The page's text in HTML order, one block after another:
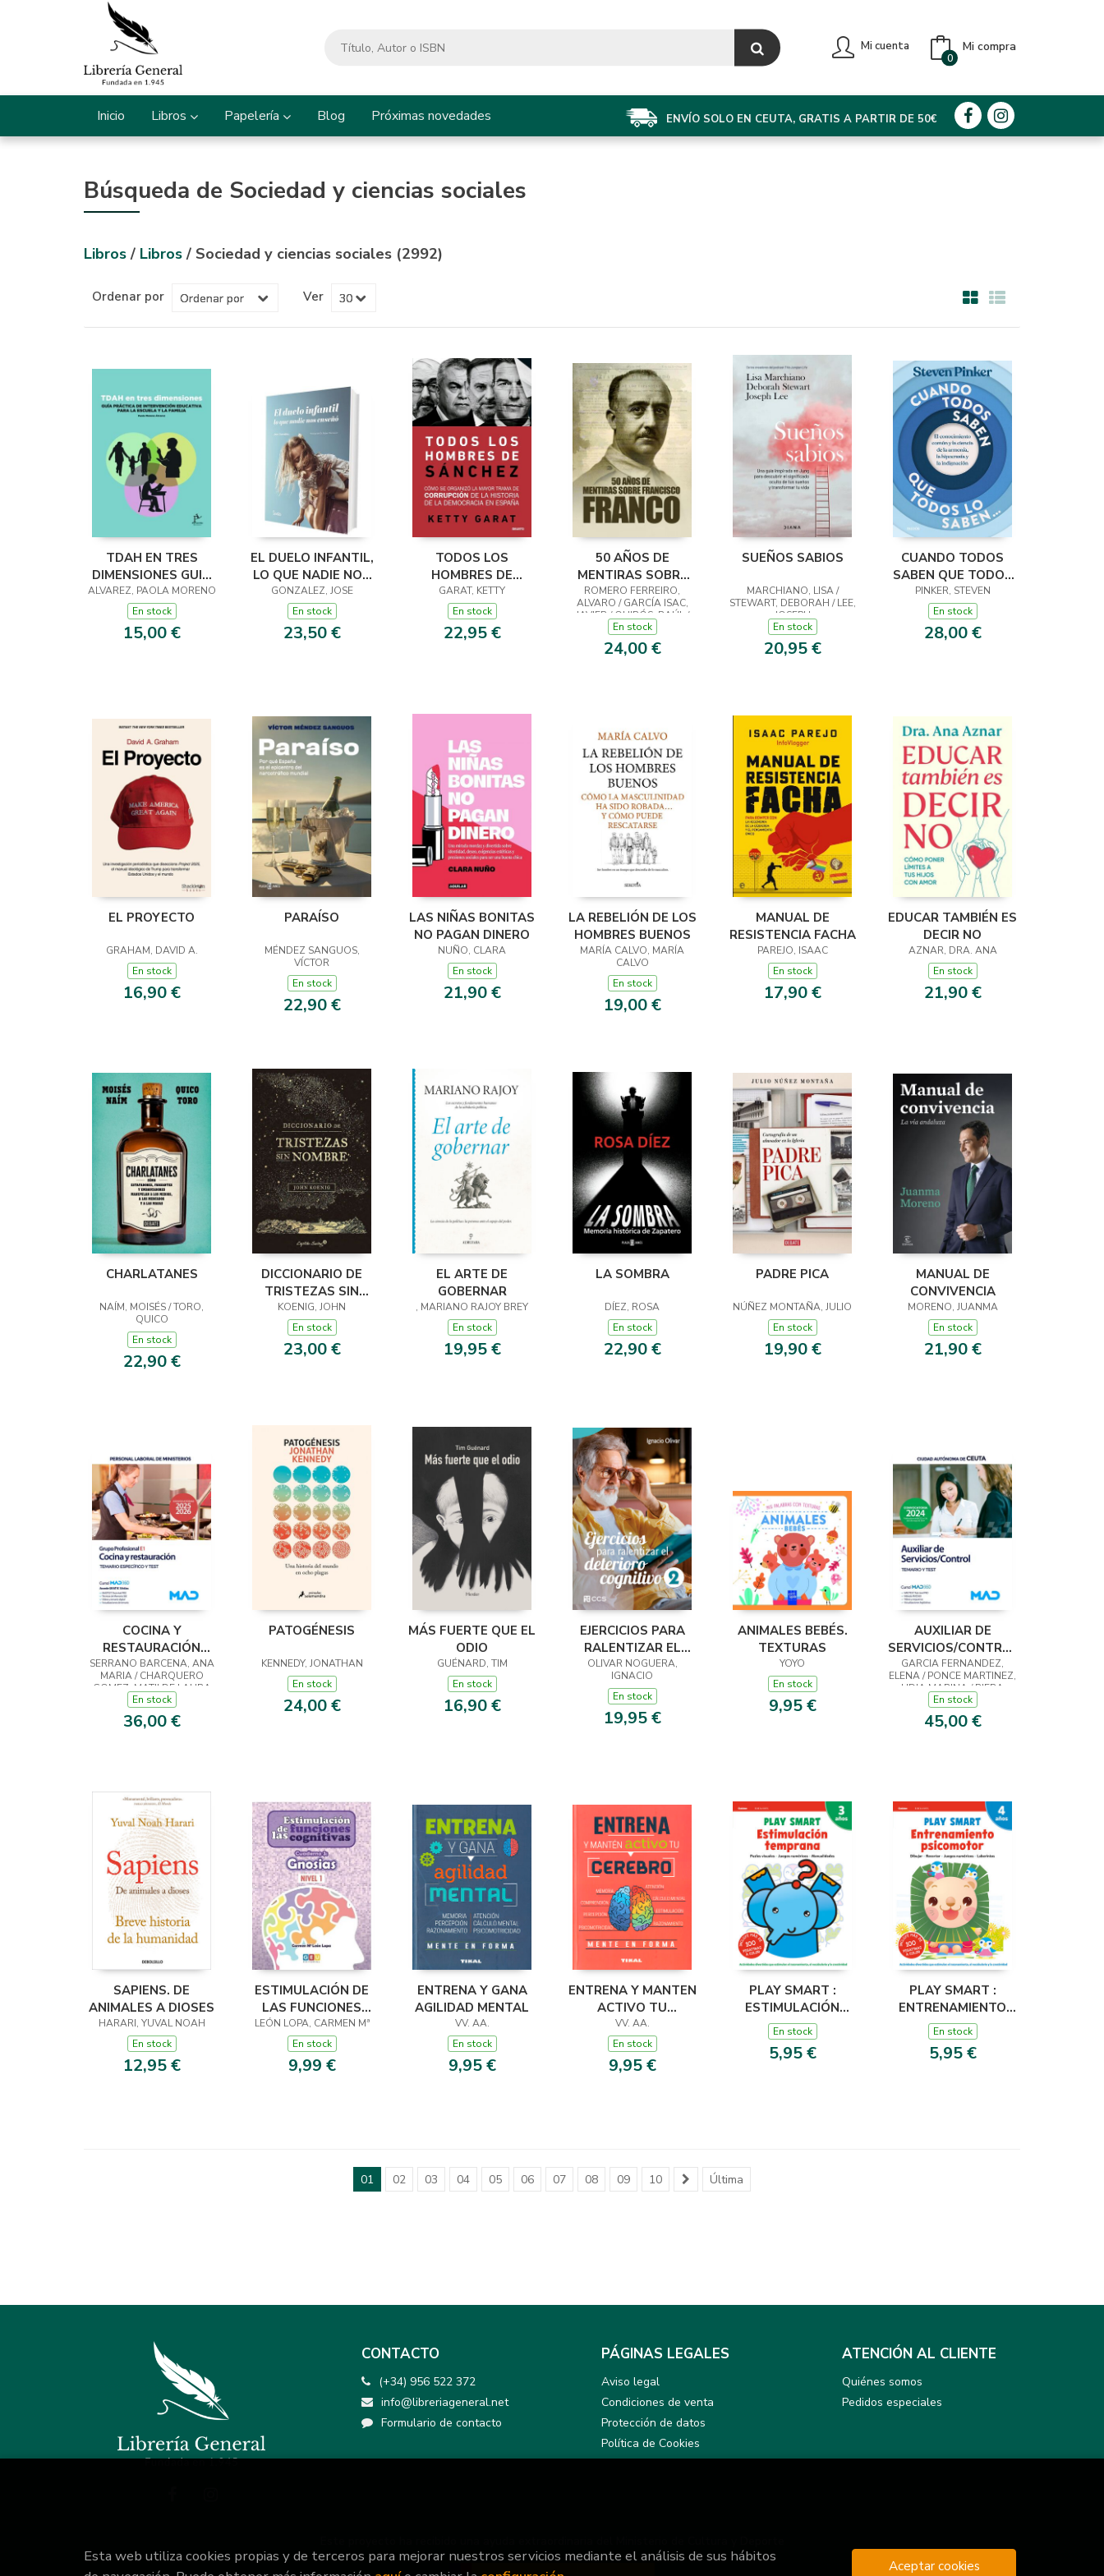
Mi cuenta Mi compra
0
Inicio Libros Papelería Blog Próximas novedades ENVÍO SOLO EN CEUTA, GRATIS A PARTIR DE 50€
Búsqueda de Sociedad y ciencias sociales
Libros/ Libros/ Sociedad y ciencias sociales (2992)
Ordenar por Ver
TDAH EN TRES
DIMENSIONES GUIA
PRACTICA DE
INTERVENCION
EDUC
ALVAREZ, PAOLA MORENO
En stock
15,00 €
EL DUELO INFANTIL,
LO QUE NADIE NOS
ENSEÑÓ
GONZALEZ, JOSE
En stock
23,50 €
TODOS LOS
HOMBRES DE
SÁNCHEZ
GARAT, KETTY
En stock
22,95 €
50 AÑOS DE
MENTIRAS SOBRE
FRANCISCO FRANCO
ROMERO FERREIRO,
ALVARO / GARCÍA ISAC,
JAVIER / QUIRÓS, RAÚL /
PIÑEIRO MACEIRAS, JOSÉ /
ARCAS, JAVIER / PIÑAR,
BLAS / MARIQUE, JOSÉ
En stock
24,00 €
SUEÑOS SABIOS
MARCHIANO, LISA /
STEWART, DEBORAH / LEE,
JOSEPH
En stock
20,95 €
CUANDO TODOS
SABEN QUE TODOS
LO SABEN...
PINKER, STEVEN
En stock
28,00 €
EL PROYECTO
GRAHAM, DAVID A.
En stock
16,90 €
PARAÍSO
MÉNDEZ SANGUOS,
VÍCTOR
En stock
22,90 €
LAS NIÑAS BONITAS
NO PAGAN DINERO
NUÑO, CLARA
En stock
21,90 €
LA REBELIÓN DE LOS
HOMBRES BUENOS
MARÍA CALVO, MARÍA
CALVO
En stock
19,00 €
MANUAL DE
RESISTENCIA FACHA
PAREJO, ISAAC
En stock
17,90 €
EDUCAR TAMBIÉN ES
DECIR NO
AZNAR, DRA. ANA
En stock
21,90 €
CHARLATANES
NAÍM, MOISÉS / TORO,
QUICO
En stock
22,90 €
DICCIONARIO DE
TRISTEZAS SIN
NOMBRE
KOENIG, JOHN
En stock
23,00 €
EL ARTE DE
GOBERNAR
, MARIANO RAJOY BREY
En stock
19,95 €
LA SOMBRA
DÍEZ, ROSA
En stock
22,90 €
PADRE PICA
NÚÑEZ MONTAÑA, JULIO
En stock
19,90 €
MANUAL DE
CONVIVENCIA
MORENO, JUANMA
En stock
21,90 €
COCINA Y
RESTAURACIÓN
(GRUPO
PROFESIONAL E1).
PERSONAL
LABORAL DE
MINISTERIOS. T
SERRANO BARCENA, ANA
MARIA / CHARQUERO
GOMEZ, MATILDE LAURA
En stock
36,00 €
PATOGÉNESIS
KENNEDY, JONATHAN
En stock
24,00 €
MÁS FUERTE QUE EL
ODIO
GUÉNARD, TIM
En stock
16,90 €
EJERCICIOS PARA
RALENTIZAR EL
DETERIORO
COGNITIVO 2
OLIVAR NOGUERA,
IGNACIO
En stock
19,95 €
ANIMALES BEBÉS.
TEXTURAS
YOYO
En stock
9,95 €
AUXILIAR DE
SERVICIOS/CONTROL
DE LA CIUDAD
AUTÓNOMA DE
CEUTA. TEMARIO Y
TEST
GARCIA FERNANDEZ,
ELENA / PONCE MARTINEZ,
LIDIA MARINA / RIERA
ROCA, MAGALI / SOUTO
FERNÁNDEZ, RAFAEL
SANTIAGO / , TERESA
En stock
45,00 €
SAPIENS. DE
ANIMALES A DIOSES
HARARI, YUVAL NOAH
En stock
12,95 €
ESTIMULACIÓN DE
LAS FUNCIONES
COGNITIVAS, NIVEL
1 : CUADERNO 3
LEÓN LOPA, CARMEN Mª
En stock
9,99 €
ENTRENA Y GANA
AGILIDAD MENTAL
VV. AA.
En stock
9,95 €
ENTRENA Y MANTEN
ACTIVO TU
CEREBRO
VV. AA.
En stock
9,95 €
PLAY SMART :
ESTIMULACIÓN
TEMPRANA. 3 AÑOS
En stock
5,95 €
PLAY SMART :
ENTRENAMIENTO
PSICOMOTOR. 4
AÑOS
En stock
5,95 €
01 02 03 04 05 06 07 08 09 10 Última
CONTACTO
(+34) 956 522 372
info@libreriageneral.net
Formulario de contacto
PÁGINAS LEGALES
Aviso legal
Condiciones de venta
Protección de datos
Política de Cookies
ATENCIÓN AL CLIENTE
Quiénes somos
Pedidos especiales
Esta web utiliza cookies propias y de terceros para mejorar nuestros servicios mediante el análisis de sus hábitos
Aceptar cookies